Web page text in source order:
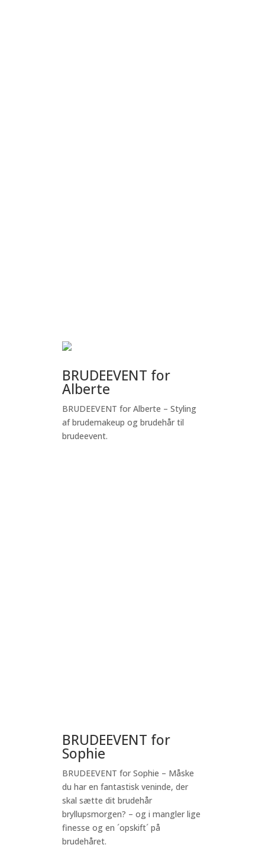
BRUDEEVENT for
Alberte
BRUDEEVENT for Alberte – Styling
af brudemakeup og brudehår til
brudeevent.
BRUDEEVENT for
Sophie
BRUDEEVENT for Sophie – Måske
du har en fantastisk veninde, der
skal sætte dit brudehår
bryllupsmorgen? – og i mangler lige
finesse og en ´opskift´ på
brudehåret.